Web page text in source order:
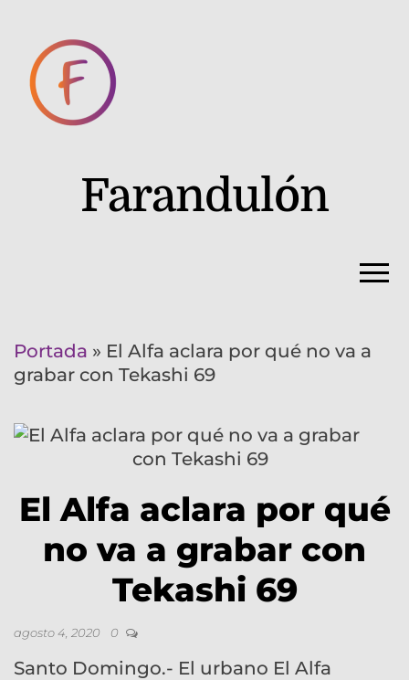
Farandulón
Portada » El Alfa aclara por qué no va a
grabar con Tekashi 69
El Alfa aclara por qué
no va a grabar con
Tekashi 69
agosto 4, 2020 0
Santo Domingo.- El urbano El Alfa